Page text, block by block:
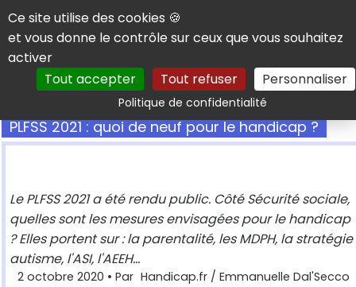
Panneau de gestion des cookies
Ce site utilise des cookies 🍪
et vous donne le contrôle sur ceux que vous souhaitez
activer
Tout accepter
Tout refuser Personnaliser
Politique de confidentialitéRechercher
PLFSS 2021 : quoi de neuf pour le handicap ?
Le PLFSS 2021 a été rendu public. Côté Sécurité sociale,
quelles sont les mesures envisagées pour le handicap
? Elles portent sur : la parentalité, les MDPH, la stratégie
autisme, l'ASI, l'AEEH...
2 octobre 2020 • Par Handicap.fr / Emmanuelle Dal'Secco